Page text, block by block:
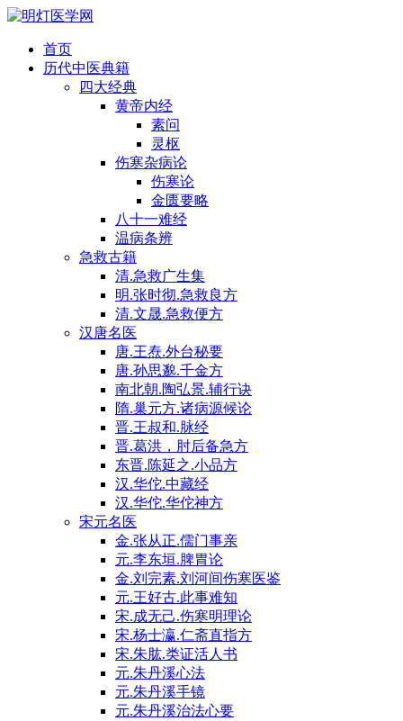
首页
历代中医典籍
四大经典
黄帝内经
素问
灵枢
伤寒杂病论
伤寒论
金匮要略
八十一难经
温病条辨
急救古籍
清.急救广生集
明.张时彻.急救良方
清.文晟.急救便方
汉唐名医
唐.王焘.外台秘要
唐.孙思邈.千金方
南北朝.陶弘景.辅行诀
隋.巢元方.诸病源候论
晋.王叔和.脉经
晋.葛洪，肘后备急方
东晋.陈延之.小品方
汉.华佗.中藏经
汉.华佗.华佗神方
宋元名医
金.张从正.儒门事亲
元.李东垣.脾胃论
金.刘完素.刘河间伤寒医鉴
元.王好古.此事难知
宋.成无己.伤寒明理论
宋.杨士瀛.仁斋直指方
宋.朱肱.类证活人书
元.朱丹溪心法
元.朱丹溪手镜
元.朱丹溪治法心要